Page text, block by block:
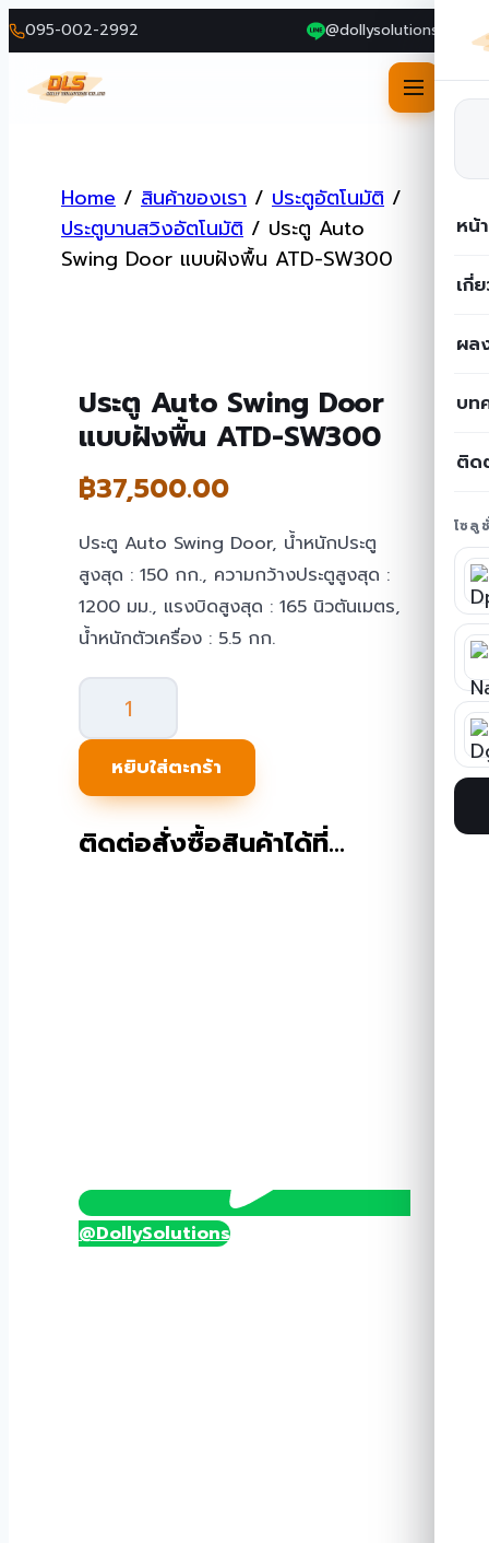
095-002-2992 @dollysolutions
หน้
เกี่
ผล
บท
ติด
โซลู
contentHome / สินค้าของเรา / ประตูอัตโนมัติ /
ประตูบานสวิงอัตโนมัติ / ประตู Auto
Swing Door แบบฝังพื้น ATD-SW300
ประตู Auto Swing Door
แบบฝังพื้น ATD-SW300
฿37,500.00
ประตู Auto Swing Door, น้ำหนักประตู
สูงสุด : 150 กก., ความกว้างประตูสูงสุด :
1200 มม., แรงบิดสูงสุด : 165 นิวตันเมตร,
น้ำหนักตัวเครื่อง : 5.5 กก.
จำนวน
Auto
Swing
Door
แบบ
หยิบใส่ตะกร้า
ติดต่อสั่งซื้อสินค้าได้ที่…
@DollySolutions